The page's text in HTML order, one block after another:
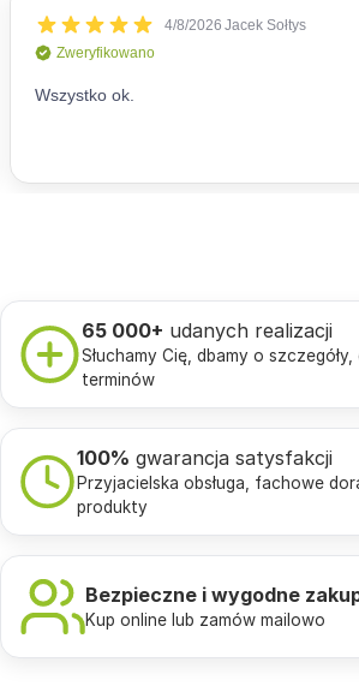
65 000+ udanych realizacji
Słuchamy Cię, dbamy o
terminów
100% gwarancja satysfakcji
Przyjacielska obsługa, fachowe
produkty
Bezpieczne i wygodne
Kup online lub zamów mailowo